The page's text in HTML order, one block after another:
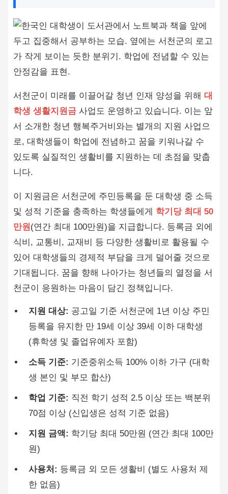
서천군이 미래를 이끌어갈 청년 인재 양성을 위해 대
학생 생활지원금사업도 운영하고 있습니다. 이는 앞
서 소개한 청년 행복주거비와는 별개의 지원 사업으
로, 대학생들이 학업에 전념하고 꿈을 키워나갈 수
있도록 실질적인 생활비를 지원하는 데 초점을 맞춥
니다.
이 지원금은 서천군에 주민등록을 둔 대학생 중 소득
및 성적 기준을 충족하는 학생들에게 학기당 최대 50
만원 (연간 최대 100만원)을 지급합니다. 등록금 외에
식비, 교통비, 교재비 등 다양한 생활비로 활용될 수
있어 대학생들의 경제적 부담을 크게 덜어줄 것으로
기대됩니다. 꿈을 향해 나아가는 청년들의 열정을 서
천군이 응원하는 마음이 담긴 정책입니다.
지원 대상: 공고일 기준 서천군에 1년 이상 주민
등록을 유지한 만 19세 이상 39세 이하 대학생
(휴학생 및 졸업유예자 포함)
소득 기준: 기준중위소득 100% 이하 가구 (대학
생 본인 및 부모 합산)
학업 기준: 직전 학기 성적 2.5 이상 또는 백분위
70점 이상 (신입생은 성적 기준 없음)
지원 금액: 학기당 최대 50만원 (연간 최대 100만
원)
사용처: 등록금 외 모든 생활비 (별도 사용처 제
한 없음)